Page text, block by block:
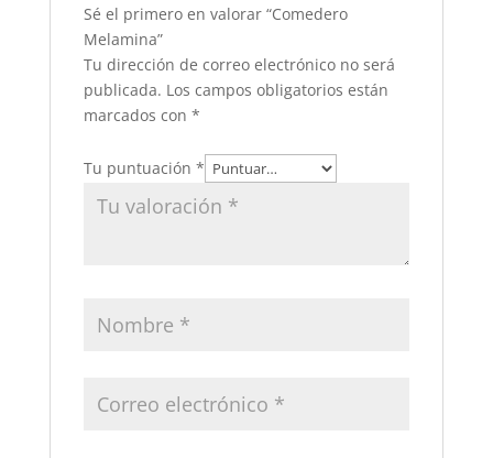
Sé el primero en valorar “Comedero
Melamina”
Tu dirección de correo electrónico no será
publicada. Los campos obligatorios están
marcados con *
Tu puntuación *